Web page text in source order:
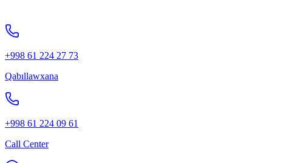
+998 61 224 27 73
Qabıllawxana
+998 61 224 09 61
Call Center